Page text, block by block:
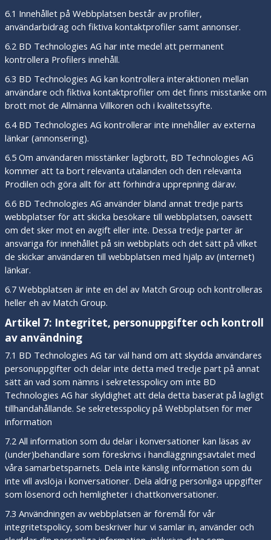
6.1 Innehållet på Webbplatsen består av profiler,
användarbidrag och fiktiva kontaktprofiler samt annonser.
6.2 BD Technologies AG har inte medel att permanent
kontrollera Profilers innehåll.
6.3 BD Technologies AG kan kontrollera interaktionen mellan
användare och fiktiva kontaktprofiler om det finns misstanke om
brott mot de Allmänna Villkoren och i kvalitetssyfte.
6.4 BD Technologies AG kontrollerar inte innehåller av externa
länkar (annonsering).
6.5 Om användaren misstänker lagbrott, BD Technologies AG
kommer att ta bort relevanta utalanden och den relevanta
Prodilen och göra allt för att förhindra upprepning därav.
6.6 BD Technologies AG använder bland annat tredje parts
webbplatser för att skicka besökare till webbplatsen, oavsett
om det sker mot en avgift eller inte. Dessa tredje parter är
ansvariga för innehållet på sin webbplats och det sätt på vilket
de skickar användaren till webbplatsen med hjälp av (internet)
länkar.
6.7 Webbplatsen är inte en del av Match Group och kontrolleras
heller eh av Match Group.
Artikel 7: Integritet, personuppgifter och kontroll
av användning
7.1 BD Technologies AG tar väl hand om att skydda användares
personuppgifter och delar inte detta med tredje part på annat
sätt än vad som nämns i sekretesspolicy om inte BD
Technologies AG har skyldighet att dela detta baserat på lagligt
tillhandahållande. Se sekretesspolicy på Webbplatsen för mer
information
7.2 All information som du delar i konversationer kan läsas av
(under)behandlare som föreskrivs i handläggningsavtalet med
våra samarbetsparnets. Dela inte känslig information som du
inte vill avslöja i konversationer. Dela aldrig personliga uppgifter
som lösenord och hemligheter i chattkonversationer.
7.3 Användningen av webbplatsen är föremål för vår
integritetspolicy, som beskriver hur vi samlar in, använder och